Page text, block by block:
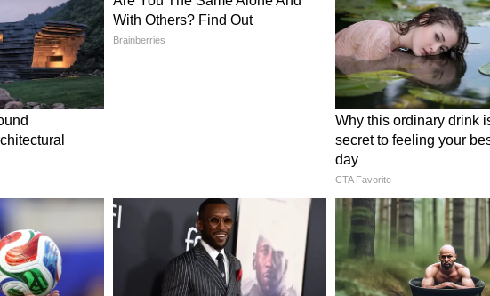
পেতে পারে। সামান্য কোনও অশান্তি আদালত অবধি গড়াতে পারে।
বৃদ্ধি পাবে। অফিসে আজ আপনাকে কারও অনুগত হয়ে চলতে হতে
থেকে আজ বিশেষ সাহায্য পেতে পারেন। চলাফেরায় বাড়তি
করুন। সকালের দিকে কোনও আর্থিক ক্ষতির খবর পেতে পারেন।
জন্য সংসারে বিবাদ হতে পারে। সন্তানদের সঙ্গে বিশেষ আলোচনা
কোনও প্রতিভার জন্য আজ জনপ্রিয়তা লাভ করবেন। বন্ধুকে অতিরিক্ত
খেসারত দিতে হতে পারে।
ঘটতে পারে। ভাই বোনদের সঙ্গে হঠাৎ ঝামেলার সৃষ্টি হতে পারে।
উপদ্রব বাড়তে পারে। সারাদিন মোটের উপর কাটবে। শরীরে
অর্থ ব্যয় হতে পারে। অনেক দিনের পুরনো ভ্রমণের পরিকল্পনায় বাধা
জট ছেড়ে যাবে। স্বাস্থ্যহানীর যোগ রয়েছে। স্ত্রীর সঙ্গে মতবিরোধ কেটে